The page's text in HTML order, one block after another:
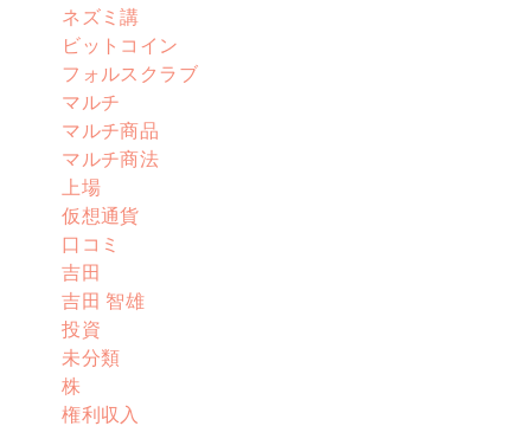
ネズミ講
ビットコイン
フォルスクラブ
マルチ
マルチ商品
マルチ商法
上場
仮想通貨
口コミ
吉田
吉田 智雄
投資
未分類
株
権利収入